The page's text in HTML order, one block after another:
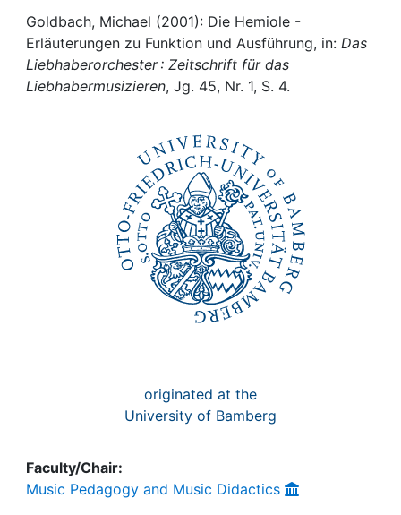
Institutions
Awards
Goldbach, Michael (2001): Die Hemiole -
Erläuterungen zu Funktion und Ausführung, in: Das
Liebhaberorchester : Zeitschrift für das
Liebhabermusizieren, Jg. 45, Nr. 1, S. 4.
originated at the
University of Bamberg
Faculty/Chair:
Music Pedagogy and Music Didactics